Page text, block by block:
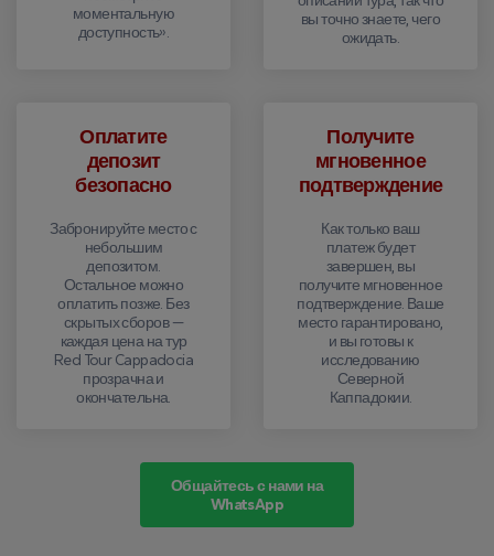
моментальную
доступность».
вы точно знаете, чего
ожидать.
Оплатите
депозит
безопасно
Забронируйте место с
небольшим
депозитом.
Остальное можно
оплатить позже. Без
скрытых сборов —
каждая цена на тур
Red Tour Cappadocia
прозрачна и
окончательна.
Получите
мгновенное
подтверждение
Как только ваш
платеж будет
завершен, вы
получите мгновенное
подтверждение. Ваше
место гарантировано,
и вы готовы к
исследованию
Северной
Каппадокии.
Общайтесь с нами на
WhatsApp